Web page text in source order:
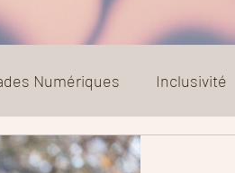
Numériques Inclusivité
toxique Société